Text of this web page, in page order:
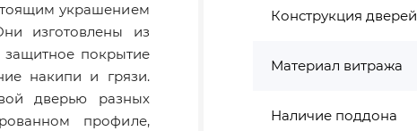
украшением
изготовлены из
покрытие
накипи и грязи.
дверью разных
профиле,
Конструкция дверей
Материал витража
Наличие поддона